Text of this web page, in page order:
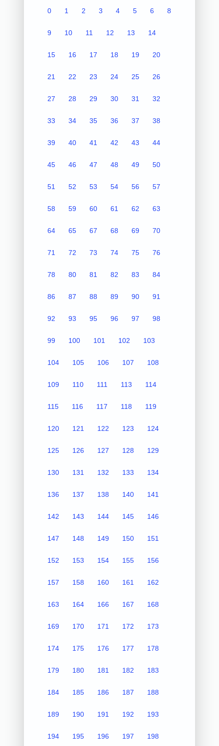
0 1 2 3 4 5 6 8
9 10 11 12 13 14
15 16 17 18 19 20
21 22 23 24 25 26
27 28 29 30 31 32
33 34 35 36 37 38
39 40 41 42 43 44
45 46 47 48 49 50
51 52 53 54 56 57
58 59 60 61 62 63
64 65 67 68 69 70
71 72 73 74 75 76
78 80 81 82 83 84
86 87 88 89 90 91
92 93 95 96 97 98
99 100 101 102 103
104 105 106 107 108
109 110 111 113 114
115 116 117 118 119
120 121 122 123 124
125 126 127 128 129
130 131 132 133 134
136 137 138 140 141
142 143 144 145 146
147 148 149 150 151
152 153 154 155 156
157 158 160 161 162
163 164 166 167 168
169 170 171 172 173
174 175 176 177 178
179 180 181 182 183
184 185 186 187 188
189 190 191 192 193
194 195 196 197 198